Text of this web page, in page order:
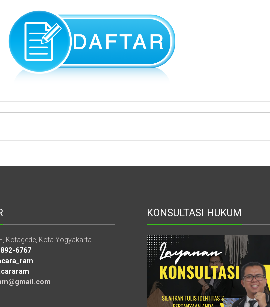
Kotagede, Kota Yogyakarta
6767
KONSULTASI HUKUM